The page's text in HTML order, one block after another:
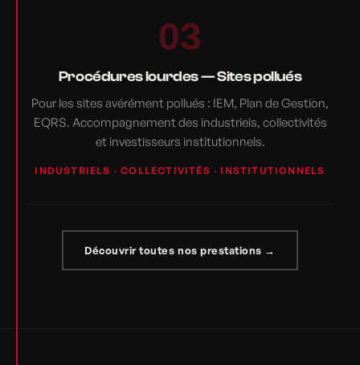
03
Procédures lourdes — Sites pollués
Pour les sites avérément pollués : IEM, Plan de Gestion,
EQRS. Accompagnement des industriels, collectivités
et investisseurs institutionnels.
INDUSTRIELS · COLLECTIVITÉS · INSTITUTIONNELS
Découvrir toutes nos prestations →